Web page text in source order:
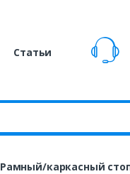
Статьи
Рамный/каркасный